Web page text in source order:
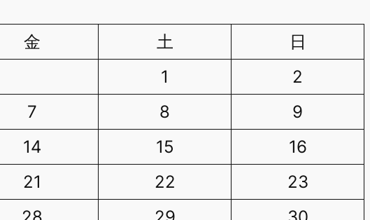
金 土
日
1
2
7 8
9
14 15
16
21 22
23